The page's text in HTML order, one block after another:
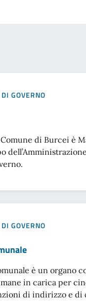
GOVERNO
di Burcei è
GOVERNO
è un organo
in carica per
di indirizzo e di